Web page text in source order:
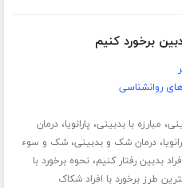
برخورد کنیم
روانشناسی
، مبارزه با بدبینی، پارانویا،درمان
،درمان شک و بدبینی،شک و سوء
بدبین رفتار کنیم،نحوه برخورد با
طرز برخورد با افراد شکاک